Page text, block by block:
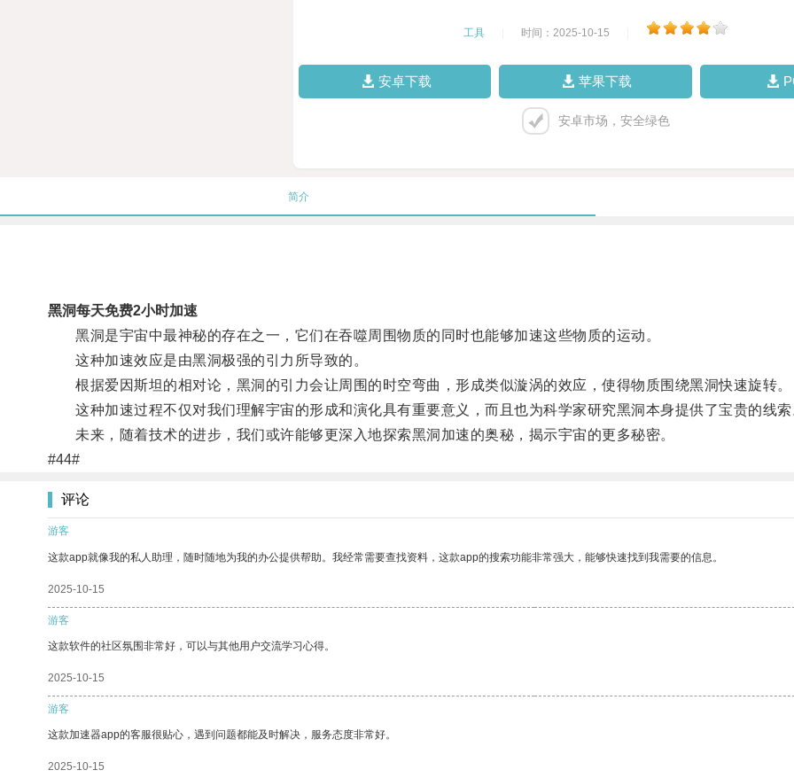
工具 时间：2025-10-15
安卓下载 苹果下载
安卓市场，安全绿色
简介
黑洞每天免费2小时加速
黑洞是宇宙中最神秘的存在之一，它们在吞噬周围物质的同时也能够加速这些物质的运动。
这种加速效应是由黑洞极强的引力所导致的。
根据爱因斯坦的相对论，黑洞的引力会让周围的时空弯曲，形成类似漩涡的效应，使得物质围绕黑洞快速旋转。
这种加速过程不仅对我们理解宇宙的形成和演化具有重要意义，而且也为科学家研究黑洞本身提供了宝贵的线索
未来，随着技术的进步，我们或许能够更深入地探索黑洞加速的奥秘，揭示宇宙的更多秘密。
#44#
评论
游客
这款app就像我的私人助理，随时随地为我的办公提供帮助。我经常需要查找资料，这款app的搜索功能非常强大，能够快速找到我需要的信息。
2025-10-15
游客
这款软件的社区氛围非常好，可以与其他用户交流学习心得。
2025-10-15
游客
这款加速器app的客服很贴心，遇到问题都能及时解决，服务态度非常好。
2025-10-15